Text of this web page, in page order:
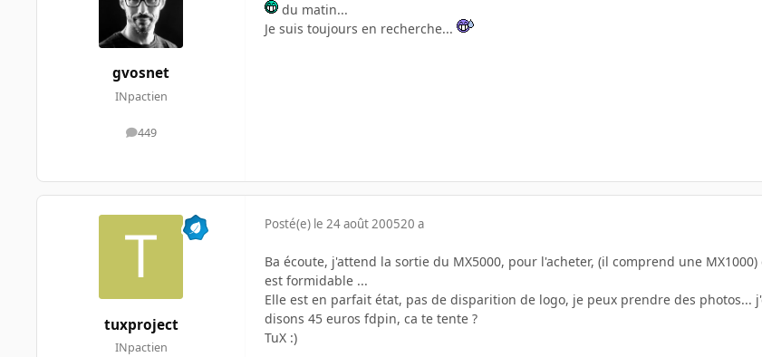
gvosnet
INpactien
449
messages
du matin...
Je suis toujours en recherche...
tuxproject
INpactien
Posté(e) le 24 août 200520 a
Ba écoute, j'attend la sortie du MX5000, pour l'acheter, (il comprend une
est formidable ...
Elle est en parfait état, pas de disparition de logo, je peux prendre des photos...
disons 45 euros fdpin, ca te tente ?
TuX :)